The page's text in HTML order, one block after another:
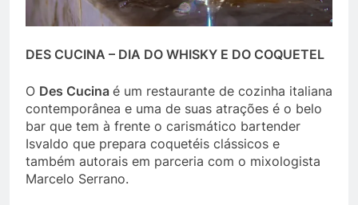
DES CUCINA – DIA DO WHISKY E DO COQUETEL
O Des Cucina é um restaurante de cozinha italiana
contemporânea e uma de suas atrações é o belo
bar que tem à frente o carismático bartender
Isvaldo que prepara coquetéis clássicos e
também autorais em parceria com o mixologista
Marcelo Serrano.